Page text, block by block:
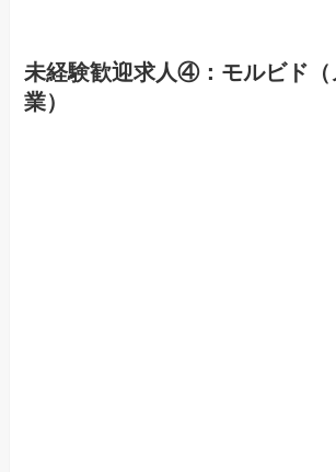
未経験歓迎求人④：モルビド（
業）